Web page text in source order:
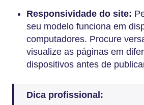
Responsividade do site:
seu modelo funciona em
computadores. Procure
visualize as páginas em
dispositivos antes de
Dica profissional: